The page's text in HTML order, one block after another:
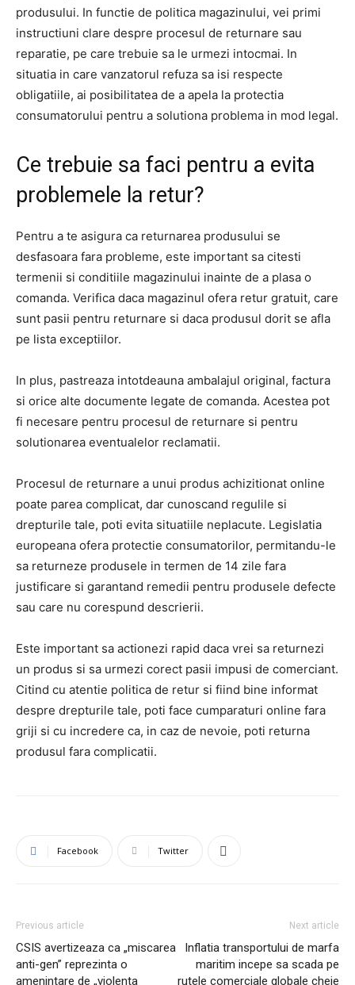
produsului. In functie de politica magazinului, vei primi
instructiuni clare despre procesul de returnare sau
reparatie, pe care trebuie sa le urmezi intocmai. In
situatia in care vanzatorul refuza sa isi respecte
obligatiile, ai posibilitatea de a apela la protectia
consumatorului pentru a solutiona problema in mod legal.
Ce trebuie sa faci pentru a evita
problemele la retur?
Pentru a te asigura ca returnarea produsului se
desfasoara fara probleme, este important sa citesti
termenii si conditiile magazinului inainte de a plasa o
comanda. Verifica daca magazinul ofera retur gratuit, care
sunt pasii pentru returnare si daca produsul dorit se afla
pe lista exceptiilor.
In plus, pastreaza intotdeauna ambalajul original, factura
si orice alte documente legate de comanda. Acestea pot
fi necesare pentru procesul de returnare si pentru
solutionarea eventualelor reclamatii.
Procesul de returnare a unui produs achizitionat online
poate parea complicat, dar cunoscand regulile si
drepturile tale, poti evita situatiile neplacute. Legislatia
europeana ofera protectie consumatorilor, permitandu-le
sa returneze produsele in termen de 14 zile fara
justificare si garantand remedii pentru produsele defecte
sau care nu corespund descrierii.
Este important sa actionezi rapid daca vrei sa returnezi
un produs si sa urmezi corect pasii impusi de comerciant.
Citind cu atentie politica de retur si fiind bine informat
despre drepturile tale, poti face cumparaturi online fara
griji si cu incredere ca, in caz de nevoie, poti returna
produsul fara complicatii.
Facebook Twitter
Previous article
CSIS avertizeaza ca „miscarea
anti-gen” reprezinta o
amenintare de „violenta
Next article
Inflatia transportului de marfa
maritim incepe sa scada pe
rutele comerciale globale cheie